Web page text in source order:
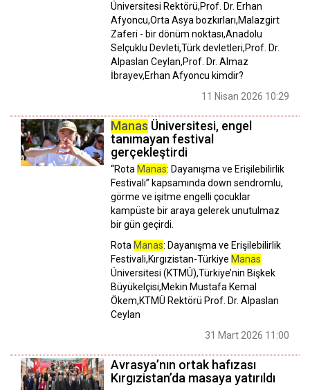
Üniversitesi Rektörü,Prof. Dr. Erhan
Afyoncu,Orta Asya bozkırları,Malazgirt
Zaferi - bir dönüm noktası,Anadolu
Selçuklu Devleti,Türk devletleri,Prof. Dr.
Alpaslan Ceylan,Prof. Dr. Almaz
İbrayev,Erhan Afyoncu kimdir?
11 Nisan 2026 10:29
Manas Üniversitesi, engel
tanımayan festival
gerçekleştirdi
“Rota Manas: Dayanışma ve Erişilebilirlik
Festivali” kapsamında down sendromlu,
görme ve işitme engelli çocuklar
kampüste bir araya gelerek unutulmaz
bir gün geçirdi.
Rota Manas: Dayanışma ve Erişilebilirlik
Festivali,Kırgızistan-Türkiye Manas
Üniversitesi (KTMÜ),Türkiye’nin Bişkek
Büyükelçisi,Mekin Mustafa Kemal
Ökem,KTMÜ Rektörü Prof. Dr. Alpaslan
Ceylan
31 Mart 2026 11:00
Avrasya’nın ortak hafızası
Kırgızistan’da masaya yatırıldı